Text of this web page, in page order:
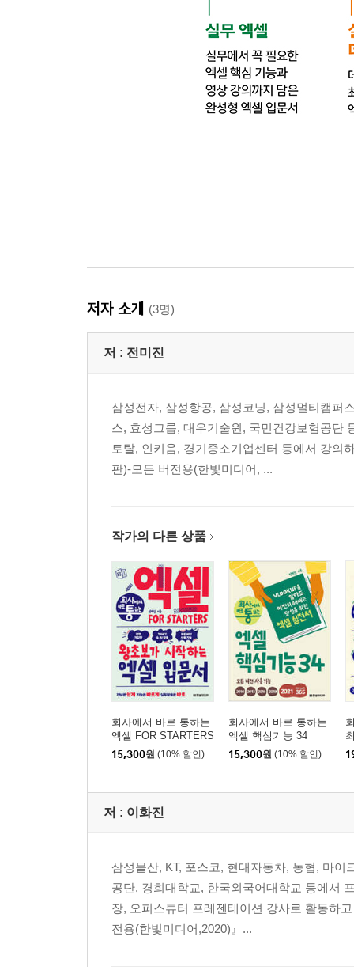
CHAPTER 05 표 꾸미기
025 표 삽입하고 기본 편집하기
026 셀 병합 및 분할하고 텍스트 입력하기 ★우선
027 셀 테두리 및 음영 지정하기 ★우선순위
033 페이지 번호 삽입하기 ★우선순위
035 여러 문서를 하나로 합치기
CHAPTER 07 ChatGPT 활용하여 보고서 작성하기
038 문서에 표지 삽입하기 ★우선순위
039 표 활용하여 제목 상자 만들기 ★우선순위
040 한 페이지에 맞춰 출력하기 ★우선순위
041 페이지 및 여백 설정하기
[PART 04 한글]
CHAPTER 01 한글 기본기 다지기
000 한글 시작 화면과 기본 화면 구성 살펴보기
001 새 문서 만들고 저장하기
002 문서 불러와 암호 지정 및 해제하기 ★우선순위
003 자동 저장 설정하기 ★우선순위
004 PDF 파일을 한글로 변환하기 ★우선순위
005 한컴 애셋 활용하여 글꼴 설치하기 ★우선순위
006 한자 입력 및 변환하기
009 단위 기호 입력하기
010 메모 사용하기
011 책갈피/하이퍼링크 이용하기 ★우선순위
012 맞춤법 검사하기
저자 소개 (3명)
저 : 전미진
삼성전자, 삼성항공, 삼성코닝, 삼성멀티캠퍼
스, 효성그룹, 대우기술원, 국민건강보험공단
토탈, 인키움, 경기중소기업센터 등에서 강의
판)-모든 버전용(한빛미디어, ...
작가의 다른 상품
회사에서 바로 통하는
엑셀 FOR STARTERS
15,300원 (10% 할인)
회사에서 바로 통하는
엑셀 핵심기능 34
15,300원 (10% 할인)
저 : 이화진
삼성물산, KT, 포스코, 현대자동차, 농협, 마
공단, 경희대학교, 한국외국어대학교 등에서
장, 오피스튜터 프레젠테이션 강사로 활동하
전용(한빛미디어,2020)』...